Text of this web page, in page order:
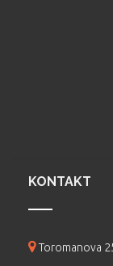
KONTAKT
Toromanova